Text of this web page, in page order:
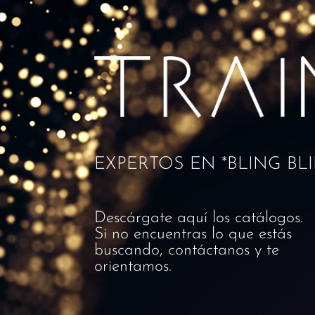
EXPERTOS EN *BLING
Descárgate aquí los catálogos.
Si no encuentras lo que estás
buscando, contáctanos y te
orientamos.